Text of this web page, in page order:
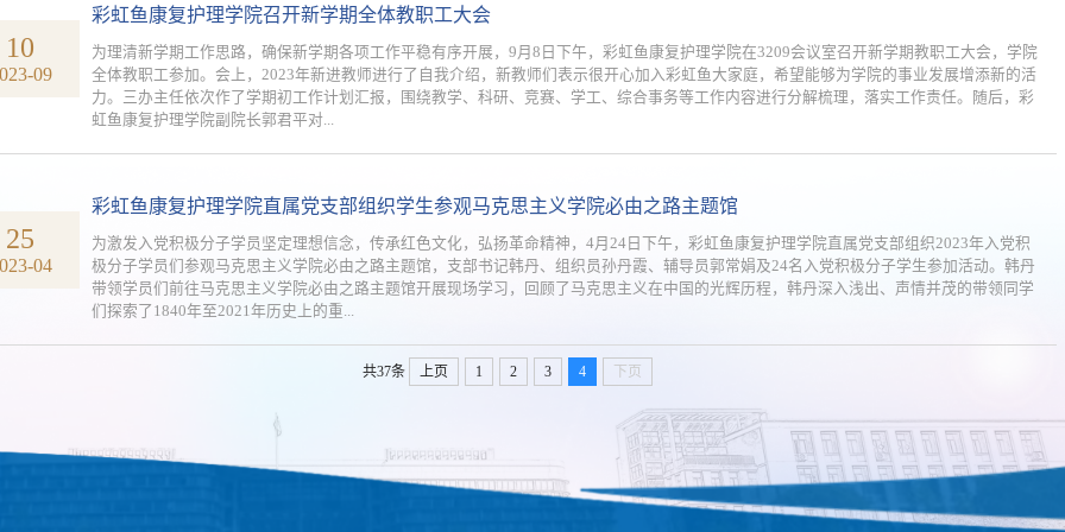
10
09
彩虹鱼康复护理学院召开新学期全体教职工大会
为理清新学期工作思路，确保新学期各项工作平稳有序开展，9月8日下午，彩虹鱼康复护理学院在3209会议室召开新学期教职工大会，学院
全体教职工参加。会上，2023年新进教师进行了自我介绍，新教师们表示很开心加入彩虹鱼大家庭，希望能够为学院的事业发展增添新的活
力。三办主任依次作了学期初工作计划汇报，围绕教学、科研、竞赛、学工、综合事务等工作内容进行分解梳理，落实工作责任。随后，彩
虹鱼康复护理学院副院长郭君平对...
25
04
彩虹鱼康复护理学院直属党支部组织学生参观马克思主义学院必由之路主题馆
为激发入党积极分子学员坚定理想信念，传承红色文化，弘扬革命精神，4月24日下午，彩虹鱼康复护理学院直属党支部组织2023年入党积
极分子学员们参观马克思主义学院必由之路主题馆，支部书记韩丹、组织员孙丹霞、辅导员郭常娟及24名入党积极分子学生参加活动。韩丹
带领学员们前往马克思主义学院必由之路主题馆开展现场学习，回顾了马克思主义在中国的光辉历程，韩丹深入浅出、声情并茂的带领同学
们探索了1840年至2021年历史上的重...
共37条 上页 1 2 3 4 下页